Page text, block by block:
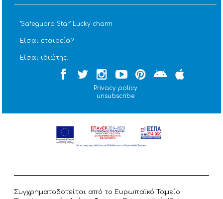
''Safeguard Star'' Lucky charm
Είσαι εταιρεία?
Είσαι ιδιώτης;
Privacy policy
unsubscribe
Συγχρηματοδοτείται από το Ευρωπαϊκό Ταμείο